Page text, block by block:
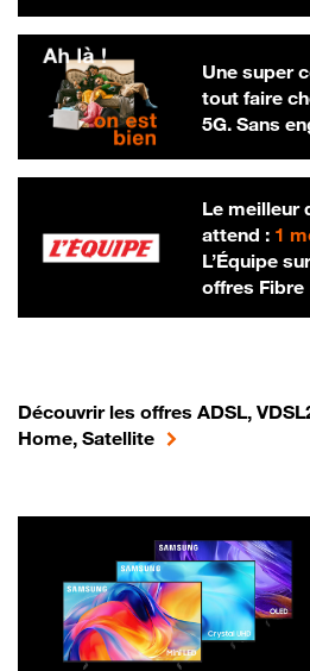
Une super
tout faire
5G. Sans
Le meilleur
attend : 1
L’Équipe
offres Fibre
Découvrir les offres ADSL,
Home, Satellite